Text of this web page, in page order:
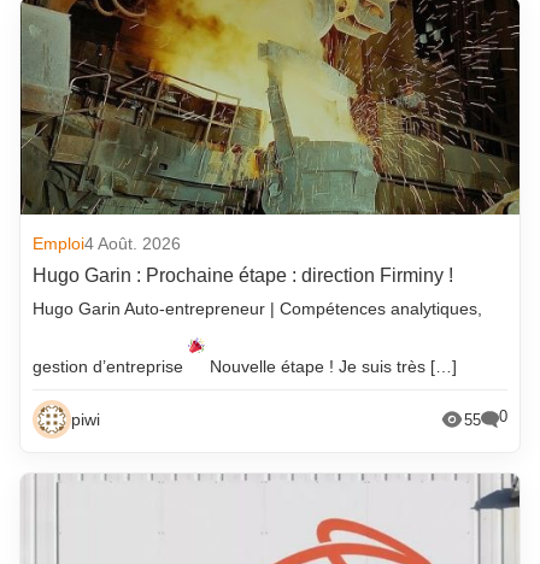
Emploi4 Août. 2026
Hugo Garin : Prochaine étape : direction Firminy !
Hugo Garin Auto-entrepreneur | Compétences analytiques,
gestion d’entreprise Nouvelle étape ! Je suis très […]
piwi 55 0